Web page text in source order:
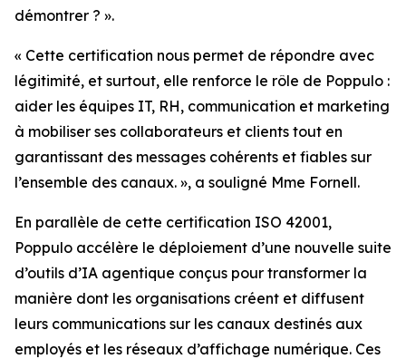
démontrer ? ».
« Cette certification nous permet de répondre avec
légitimité, et surtout, elle renforce le rôle de Poppulo :
aider les équipes IT, RH, communication et marketing
à mobiliser ses collaborateurs et clients tout en
garantissant des messages cohérents et fiables sur
l’ensemble des canaux. », a souligné Mme Fornell.
En parallèle de cette certification ISO 42001,
Poppulo accélère le déploiement d’une nouvelle suite
d’outils d’IA agentique conçus pour transformer la
manière dont les organisations créent et diffusent
leurs communications sur les canaux destinés aux
employés et les réseaux d’affichage numérique. Ces